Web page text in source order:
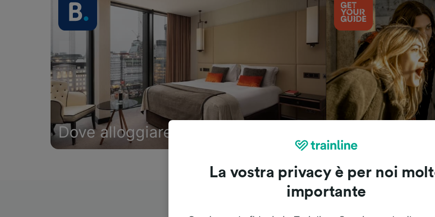
Dove alloggiare
Le recensioni dei nostri viaggiatori
La vostra privacy è per noi
importante